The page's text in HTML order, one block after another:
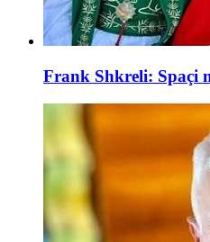
Frank Shkreli: Spaçi